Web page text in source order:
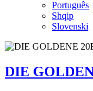
Português
Shqip
Slovenski
DIE